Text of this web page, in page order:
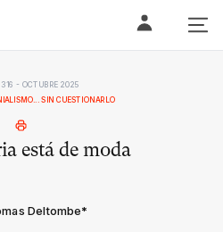
316 - OCTUBRE 2025
SIN CUESTIONARLO
está de moda
Deltombe*